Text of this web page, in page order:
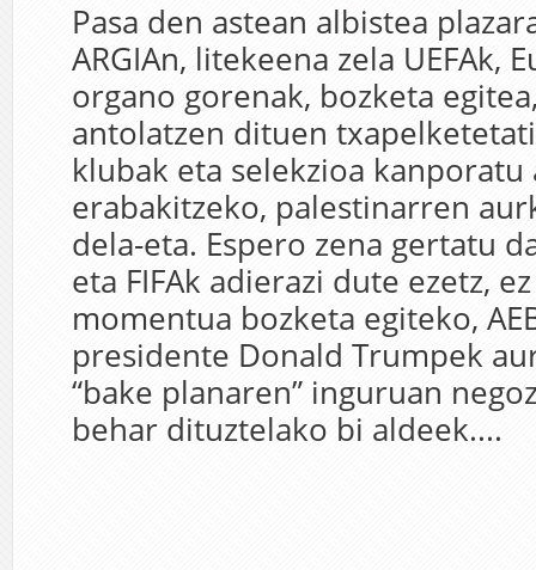
Pasa den astean albistea
ARGIAn, litekeena zela UEFAk,
organo gorenak, bozketa
antolatzen dituen
klubak eta selekzioa kanporatu
erabakitzeko, palestinarren
dela-eta. Espero zena gertatu
eta FIFAk adierazi dute ezetz,
momentua bozketa egiteko,
presidente Donald Trumpek
“bake planaren” inguruan
behar dituztelako bi aldeek....